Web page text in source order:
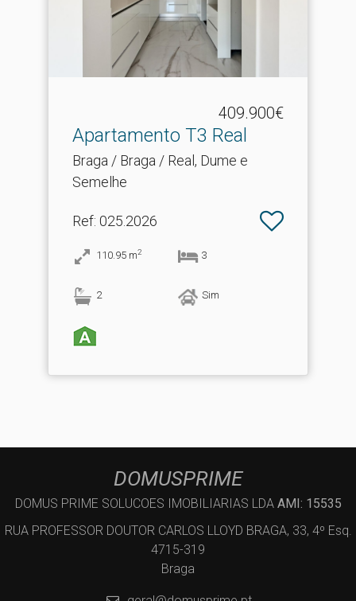
409.900€
Apartamento T3 Real
Braga / Braga / Real, Dume e
Semelhe
Ref: 025.2026
110.95 m2 3
2 Sim
DOMUSPRIME
DOMUS PRIME SOLUCOES IMOBILIARIAS LDA AMI: 15535
RUA PROFESSOR DOUTOR CARLOS LLOYD BRAGA, 33, 4º Esq.
4715-319
Braga